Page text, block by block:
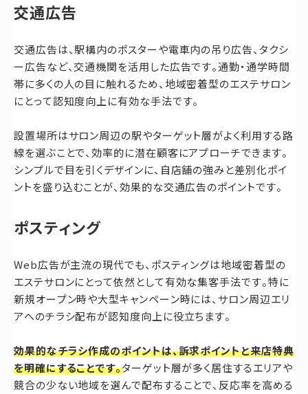
交通広告
交通広告は、駅構内のポスターや電車内の吊り広告、タクシ
ー広告など、交通機関を活用した広告です。通勤・通学時間
帯に多くの人の目に触れるため、地域密着型のエステサロン
にとって認知度向上に有効な手法です。
設置場所はサロン周辺の駅やターゲット層がよく利用する路
線を選ぶことで、効率的に潜在顧客にアプローチできます。
シンプルで目を引くデザインに、自店舗の強みと差別化ポイ
ントを盛り込むことが、効果的な交通広告のポイントです。
ポスティング
Web広告が主流の現代でも、ポスティングは地域密着型の
エステサロンにとって依然として有効な集客手法です。特に
新規オープン時や大型キャンペーン時には、サロン周辺エリ
アへのチラシ配布が認知度向上に役立ちます。
効果的なチラシ作成のポイントは、訴求ポイントと来店特典
を明確にすることです。ターゲット層が多く居住するエリアや
競合の少ない地域を選んで配布することで、反応率を高める